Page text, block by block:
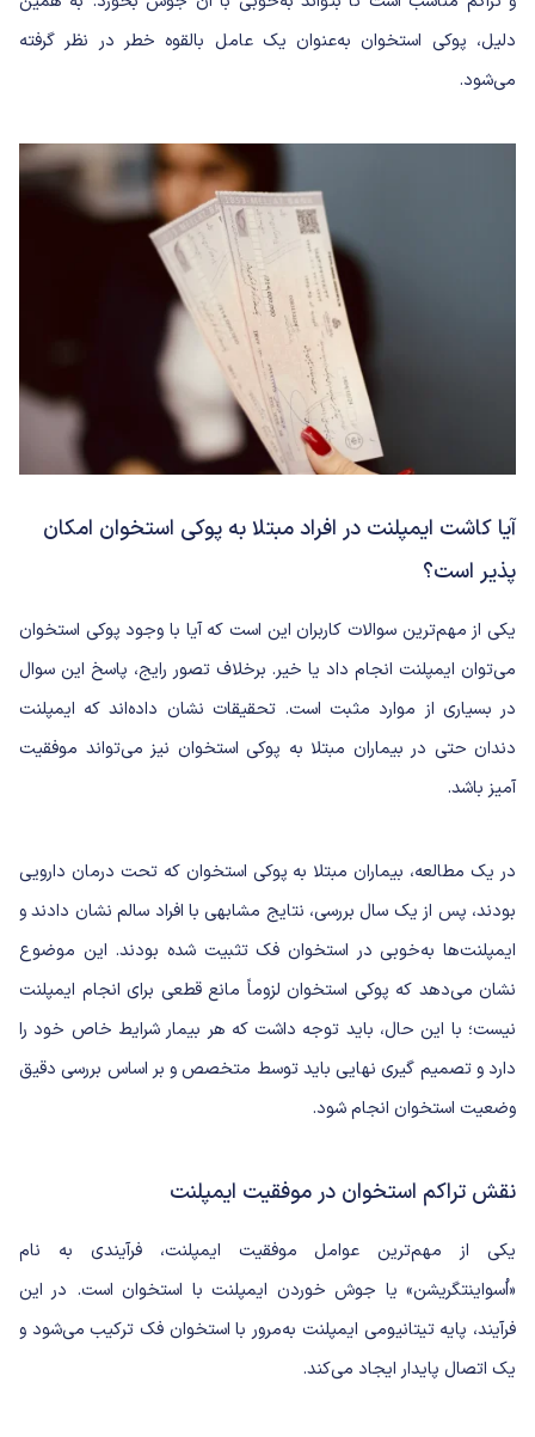
دلیل، پوکی استخوان به‌عنوان یک عامل بالقوه خطر در نظر گرفته
می‌شود.
آیا کاشت ایمپلنت در افراد مبتلا به پوکی استخوان امکان
پذیر است؟
یکی از مهم‌ترین سوالات کاربران این است که آیا با وجود پوکی استخوان
می‌توان ایمپلنت انجام داد یا خیر. برخلاف تصور رایج، پاسخ این سوال
در بسیاری از موارد مثبت است. تحقیقات نشان داده‌اند که ایمپلنت
دندان حتی در بیماران مبتلا به پوکی استخوان نیز می‌تواند موفقیت
آمیز باشد.
در یک مطالعه، بیماران مبتلا به پوکی استخوان که تحت درمان دارویی
بودند، پس از یک سال بررسی، نتایج مشابهی با افراد سالم نشان دادند و
ایمپلنت‌ها به‌خوبی در استخوان فک تثبیت شده بودند. این موضوع
نشان می‌دهد که پوکی استخوان لزوماً مانع قطعی برای انجام ایمپلنت
نیست؛ با این حال، باید توجه داشت که هر بیمار شرایط خاص خود را
دارد و تصمیم گیری نهایی باید توسط متخصص و بر اساس بررسی دقیق
وضعیت استخوان انجام شود.
نقش تراکم استخوان در موفقیت ایمپلنت
یکی از مهم‌ترین عوامل موفقیت ایمپلنت، فرآیندی به نام
«اُسواینتگریشن» یا جوش خوردن ایمپلنت با استخوان است. در این
فرآیند، پایه تیتانیومی ایمپلنت به‌مرور با استخوان فک ترکیب می‌شود و
یک اتصال پایدار ایجاد می‌کند.